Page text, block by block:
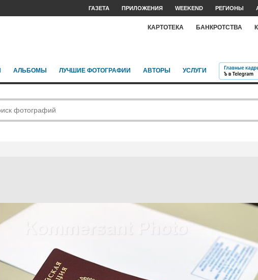
ГАЗЕТА ПРИЛОЖЕНИЯ WEEKEND РЕГИОНЫ
КАРТОТЕКА БАНКРОТСТВА
АЛЬБОМЫ ЛУЧШИЕ ФОТОГРАФИИ АВТОРЫ УСЛУГИ